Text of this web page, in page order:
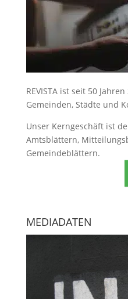
REVISTA ist seit 50
Gemeinden, Städte und
Unser Kerngeschäft ist
Amtsblättern,
Gemeindeblättern.
MEDIADATEN